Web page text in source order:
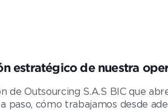
estratégico de nuestra
de Outsourcing S.A.S BIC que
paso, cómo trabajamos desde